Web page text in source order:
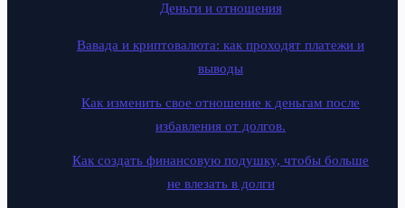
Деньги и отношения
Вавада и криптовалюта: как проходят платежи и
выводы
Как изменить свое отношение к деньгам после
избавления от долгов.
Как создать финансовую подушку, чтобы больше
не влезать в долги